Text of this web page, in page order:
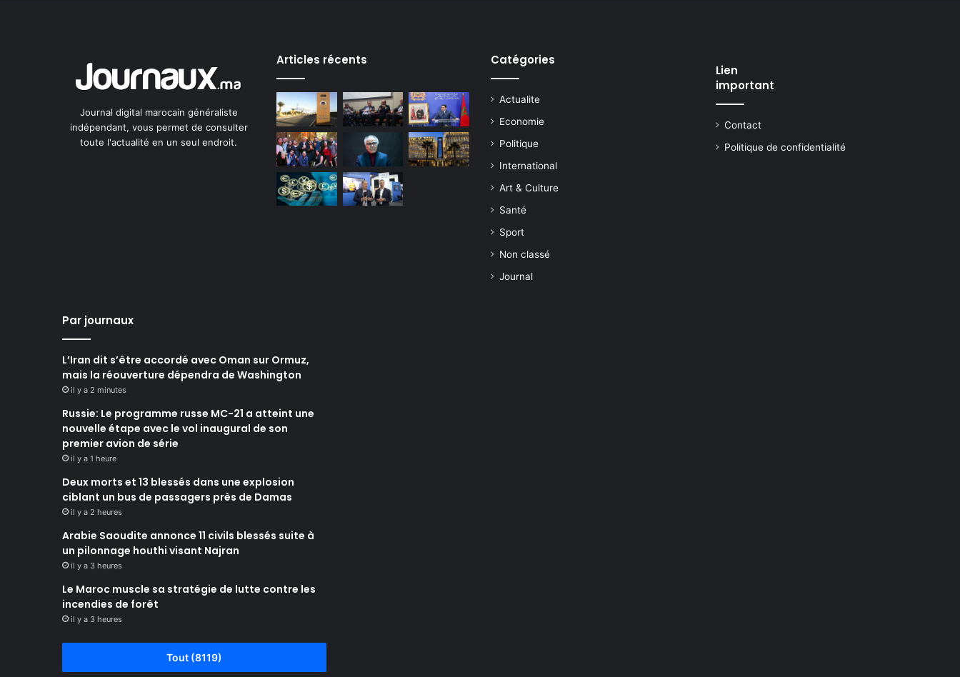
Journal digital marocain généraliste
indépendant, vous permet de consulter
toute l'actualité en un seul endroit.
Articles récents Catégories
Actualite
Economie
Politique
International
Art & Culture
Santé
Sport
Non classé
Journal
Lien
important
Contact
Politique de confidentialité
Par journaux
L’Iran dit s’être accordé avec Oman sur Ormuz,
mais la réouverture dépendra de Washington
il y a 2 minutes
Russie: Le programme russe MC-21 a atteint une
nouvelle étape avec le vol inaugural de son
premier avion de série
il y a 1 heure
Deux morts et 13 blessés dans une explosion
ciblant un bus de passagers près de Damas
il y a 2 heures
Arabie Saoudite annonce 11 civils blessés suite à
un pilonnage houthi visant Najran
il y a 3 heures
Le Maroc muscle sa stratégie de lutte contre les
incendies de forêt
il y a 3 heures
Tout (8119)